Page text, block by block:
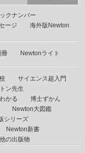
クナンバー
ージ
海外版Newton
冊 Newtonライト
サイエンス超入門
ン先生
かる
博士ずかん
Newton大図鑑
シリーズ
Newton新書
の出版物